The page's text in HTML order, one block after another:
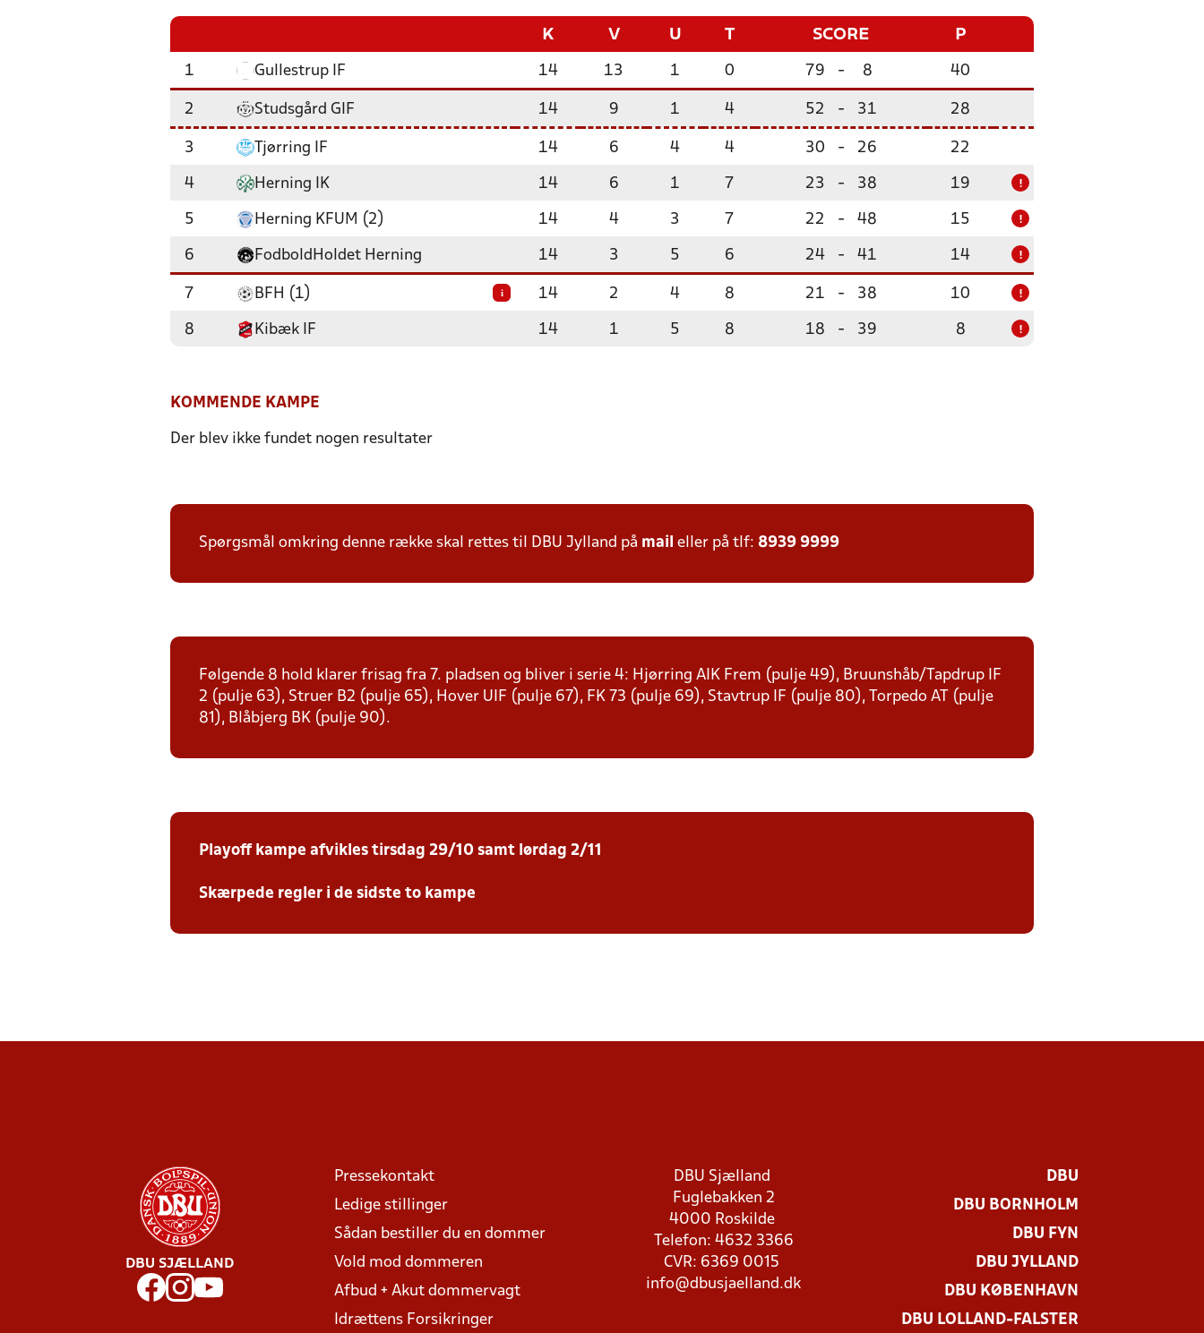
K V U T SCORE P
1 Gullestrup IF 14 13 1 0 79 - 8 40
2 Studsgård GIF 14 9 1 4 52 - 31 28
3 Tjørring IF 14 6 4 4 30 - 26 22
4 Herning IK 14 6 1 7 23 - 38 19 !
5 Herning KFUM (2) 14 4 3 7 22 - 48 15 !
6 FodboldHoldet Herning 14 3 5 6 24 - 41 14 !
7 BFH (1) i 14 2 4 8 21 - 38 10 !
8 Kibæk IF 14 1 5 8 18 - 39 8 !
KOMMENDE KAMPE
Der blev ikke fundet nogen resultater
Spørgsmål omkring denne række skal rettes til DBU Jylland på mail eller på tlf: 8939 9999
Følgende 8 hold klarer frisag fra 7. pladsen og bliver i serie 4: Hjørring AIK Frem (pulje 49), Bruunshåb/Tapdrup IF
2 (pulje 63), Struer B2 (pulje 65), Hover UIF (pulje 67), FK 73 (pulje 69), Stavtrup IF (pulje 80), Torpedo AT (pulje
81), Blåbjerg BK (pulje 90).
Playoff kampe afvikles tirsdag 29/10 samt lørdag 2/11
Skærpede regler i de sidste to kampe
DBU SJÆLLAND
Pressekontakt
Ledige stillinger
Sådan bestiller du en dommer
Vold mod dommeren
Afbud + Akut dommervagt
Idrættens Forsikringer
DBU Sjælland
Fuglebakken 2
4000 Roskilde
Telefon: 4632 3366
CVR: 6369 0015
info@dbusjaelland.dk
DBU
DBU BORNHOLM
DBU FYN
DBU JYLLAND
DBU KØBENHAVN
DBU LOLLAND-FALSTER